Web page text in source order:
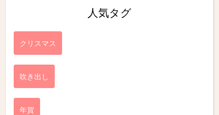
人気タグ
クリスマス
吹き出し
年賀